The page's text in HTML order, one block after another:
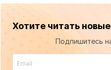
Хотите читать
Подпишитесь